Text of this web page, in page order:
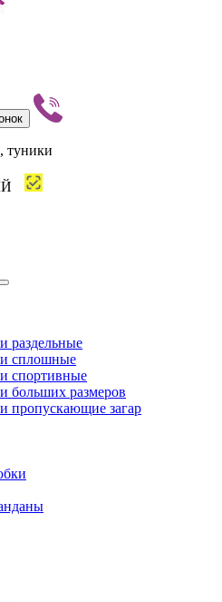
туники
раздельные
сплошные
спортивные
больших размеров
пропускающие загар